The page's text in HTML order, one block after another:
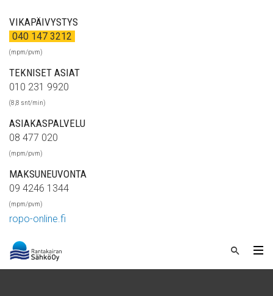
VIKAPÄIVYSTYS
040 147 3212
(mpm/pvm)
TEKNISET ASIAT
010 231 9920
(8,8 snt/min)
ASIAKASPALVELU
08 477 020
(mpm/pvm)
MAKSUNEUVONTA
09 4246 1344
(mpm/pvm)
ropo-online.fi